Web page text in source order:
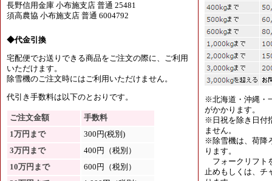
長野信用金庫 小布施支店 普通 25481
須高農協 小布施支店 普通 6004792
◆代金引換
宅配便でお送りできる商品をご注文の際に、ご利用
いただけます。
除雪機のご注文時にはご利用いただけません。
代引き手数料は以下のとおりです。
ご注文金額
手数料
1万円まで
300円(税別)
3万円まで
400円（税別）
10万円まで
600円（税別）
※北海道・沖縄・
がかかります。
※日祝を除き日付
ません。
※除雪機は、荷降
ります。
フォークリフト
止めもしくは、チ